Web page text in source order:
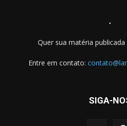
.
Quer sua matéria
Entre em contato:
SIGA-